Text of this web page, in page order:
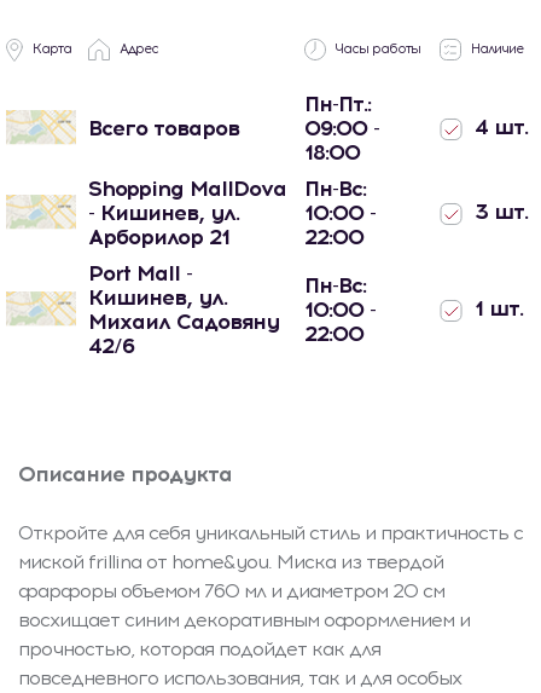
Карта Адрес Часы работы Наличие
Всего товаров
Пн-Пт.:
09:00 -
18:00
4 шт.
Shopping MallDova
- Кишинев, ул.
Арборилор 21
Пн-Вс:
10:00 -
22:00
3 шт.
Port Mall -
Кишинев, ул.
Михаил Садовяну
42/6
Пн-Вс:
10:00 -
22:00
1 шт.
Описание продукта
Откройте для себя уникальный стиль и практичность с
миской frillina от home&you. Миска из твердой
фарфоры объемом 760 мл и диаметром 20 см
восхищает синим декоративным оформлением и
прочностью, которая подойдет как для
повседневного использования, так и для особых